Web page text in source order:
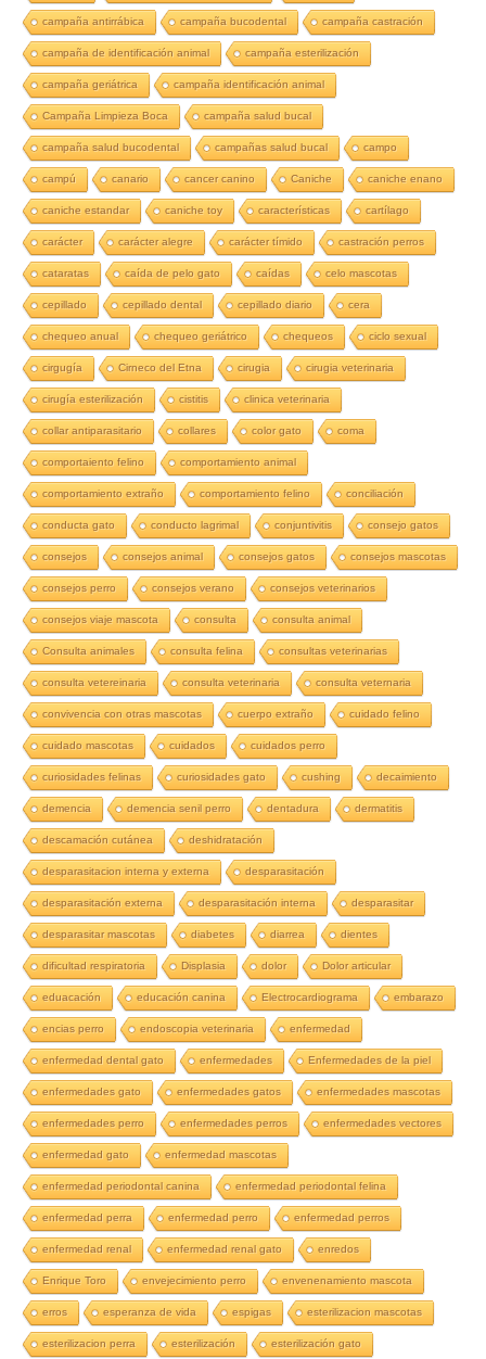
campaña antirrábica campaña bucodental campaña castración
campaña de identificación animal campaña esterilización
campaña geriátrica campaña identificación animal
Campaña Limpieza Boca campaña salud bucal
campaña salud bucodental campañas salud bucal campo
campú canario cancer canino Caniche caniche enano
caniche estandar caniche toy características cartílago
carácter carácter alegre carácter tímido castración perros
cataratas caída de pelo gato caídas celo mascotas
cepillado cepillado dental cepillado diario cera
chequeo anual chequeo geriátrico chequeos ciclo sexual
cirgugía Cirneco del Etna cirugia cirugia veterinaria
cirugía esterilización cistitis clinica veterinaria
collar antiparasitario collares color gato coma
comportaiento felino comportamiento animal
comportamiento extraño comportamiento felino conciliación
conducta gato conducto lagrimal conjuntivitis consejo gatos
consejos consejos animal consejos gatos consejos mascotas
consejos perro consejos verano consejos veterinarios
consejos viaje mascota consulta consulta animal
Consulta animales consulta felina consultas veterinarias
consulta vetereinaria consulta veterinaria consulta veternaria
convivencia con otras mascotas cuerpo extraño cuidado felino
cuidado mascotas cuidados cuidados perro
curiosidades felinas curiosidades gato cushing decaimiento
demencia demencia senil perro dentadura dermatitis
descamación cutánea deshidratación
desparasitacion interna y externa desparasitación
desparasitación externa desparasitación interna desparasitar
desparasitar mascotas diabetes diarrea dientes
dificultad respiratoria Displasia dolor Dolor articular
eduacación educación canina Electrocardiograma embarazo
encias perro endoscopia veterinaria enfermedad
enfermedad dental gato enfermedades Enfermedades de la piel
enfermedades gato enfermedades gatos enfermedades mascotas
enfermedades perro enfermedades perros enfermedades vectores
enfermedad gato enfermedad mascotas
enfermedad periodontal canina enfermedad periodontal felina
enfermedad perra enfermedad perro enfermedad perros
enfermedad renal enfermedad renal gato enredos
Enrique Toro envejecimiento perro envenenamiento mascota
erros esperanza de vida espigas esterilizacion mascotas
esterilizacion perra esterilización esterilización gato